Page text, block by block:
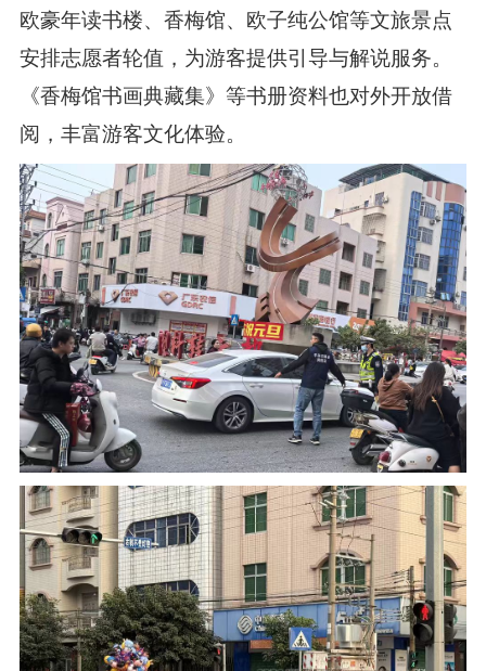
欧豪年读书楼、香梅馆、欧子纯公馆等文旅景点
安排志愿者轮值，为游客提供引导与解说服务。
《香梅馆书画典藏集》等书册资料也对外开放借
阅，丰富游客文化体验。